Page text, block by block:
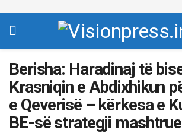
Berisha: Haradinaj të
Krasniqin e Abdixhikun
e Qeverisë – kërkesa e
BE-së strategji